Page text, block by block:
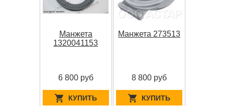
Манжета
1320041153
6 800 руб
КУПИТЬ
Манжета 273513
8 800 руб
КУПИТЬ